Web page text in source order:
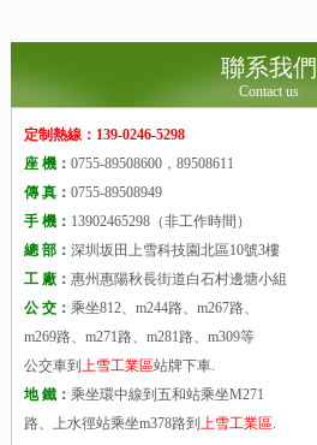
聯系我們
Contact us
定制熱線：139-0246-5298
座 機： 0755-89508600，89508611
傳 真： 0755-89508949
手 機： 13902465298（非工作時間）
總 部： 深圳坂田上雪科技園北區10號3樓
工 廠： 惠州惠陽秋長街道白石村邊塘小組
公 交： 乘坐812、m244路、m267路、
m269路、m271路、m281路、m309等
公交車到 上雪工業區站牌下車.
地 鐵： 乘坐環中線到五和站乘坐M271
路、上水徑站乘坐m378路到 上雪工業區.